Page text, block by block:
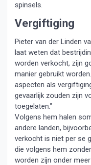
spinsels.
Vergiftiging
Pieter van der Linden
laat weten dat
worden verkocht, zijn
manier gebruikt
aspecten als
gevaarlijk zouden zijn
toegelaten.”
Volgens hem halen
andere landen,
verkocht is niet per se
die volgens hem
worden zijn onder